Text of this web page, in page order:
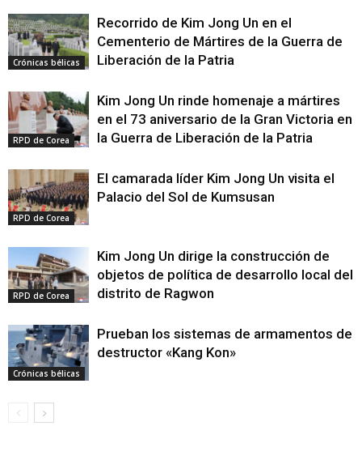
Crónicas bélicas
Recorrido de Kim Jong Un en el
Cementerio de Mártires de la Guerra de
Liberación de la Patria
RPD de Corea
Kim Jong Un rinde homenaje a mártires
en el 73 aniversario de la Gran Victoria en
la Guerra de Liberación de la Patria
RPD de Corea
El camarada líder Kim Jong Un visita el
Palacio del Sol de Kumsusan
RPD de Corea
Kim Jong Un dirige la construcción de
objetos de política de desarrollo local del
distrito de Ragwon
Crónicas bélicas
Prueban los sistemas de armamentos de
destructor «Kang Kon»